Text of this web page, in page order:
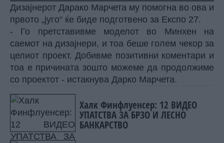
Дизајнерот Дарако Марчета му помогна во ова и
првото „југо“ ќе биде подготвено за Експо 27.
- Го претставивме моделот во Минхен на
саемот на дизајнери, и тоа беше голем чекор за
целиот проект. Добивме позитивни коментари и
тоа е причината зошто можеме да продолжиме
со проектот - истакнува Дарко Марчета.
Халк Финфлуенсер: 12 ВИДЕО
УПАТСТВА ЗА БРЗО И ЛЕСНО
БАНКАРСТВО